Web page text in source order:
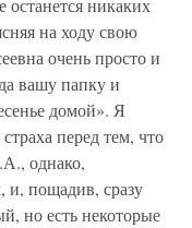
останется никаких
на ходу свою
очень просто и
вашу папку и
домой». Я
перед тем, что
однако,
и, пощадив, сразу
но есть некоторые